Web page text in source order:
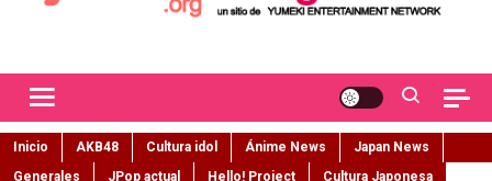
Inicio AKB48 Cultura idol Ánime News
Japan News
Generales
JPop actual Hello! Project
Cultura Japonesa